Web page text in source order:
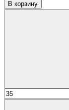
В корзину